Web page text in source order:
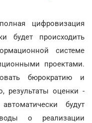
цифровизация
будет происходить
системе
проектами.
бюрократию и
результаты оценки -
будут
о реализации